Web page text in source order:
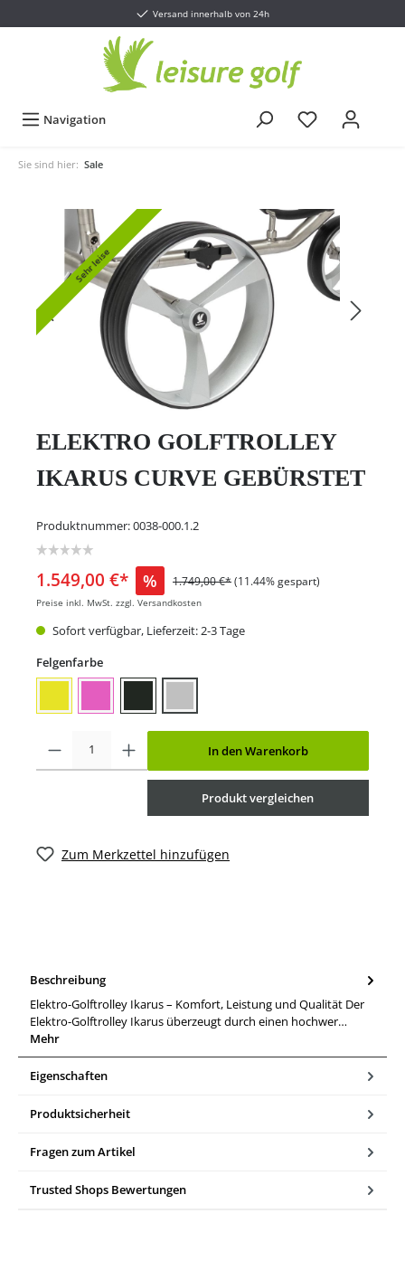
Versand innerhalb von 24h
Navigation
Sie sind hier: Sale
Sehr leise
ELEKTRO GOLFTROLLEY
IKARUS CURVE GEBÜRSTET
Produktnummer:0038-000.1.2
1.549,00 €* % 1.749,00 €*(11.44% gespart)
Preise inkl. MwSt. zzgl. Versandkosten
Sofort verfügbar, Lieferzeit: 2-3 Tage
Felgenfarbe
In den Warenkorb
Produkt vergleichen
Zum Merkzettel hinzufügen
Beschreibung
Elektro-Golftrolley Ikarus – Komfort, Leistung und Qualität Der
Elektro-Golftrolley Ikarus überzeugt durch einen hochwer…
Mehr
Eigenschaften
Produktsicherheit
Fragen zum Artikel
Trusted Shops Bewertungen